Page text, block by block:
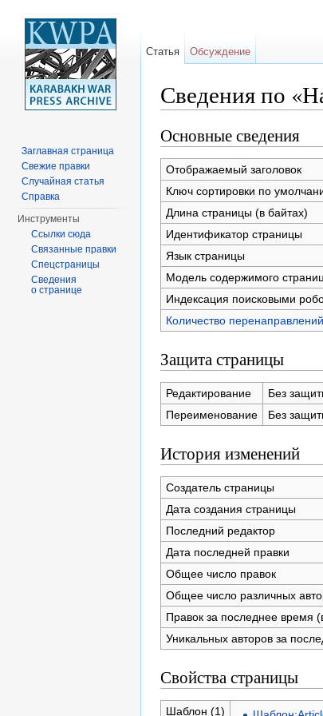
Сведения по
Основные сведения
Отображаемый заголовок
Ключ сортировки по
Длина страницы (в байтах)
Идентификатор страницы
Язык страницы
Модель содержимого
Индексация поисковыми
Количество
Защита страницы
Редактирование
Без
Переименование
Без
История изменений
Создатель страницы
Дата создания страницы
Последний редактор
Дата последней правки
Общее число правок
Общее число различных
Правок за последнее время
Уникальных авторов за
Свойства страницы
Шаблон (1)
Статья Обсуждение
Заглавная страница
Свежие правки
Случайная статья
Справка
Инструменты
Ссылки сюда
Связанные правки
Спецстраницы
Сведения
о странице